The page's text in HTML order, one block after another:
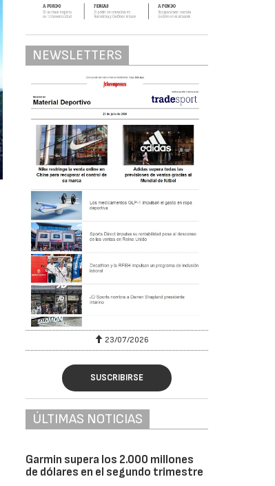
NEWSLETTERS
23/07/2026
SUSCRIBIRSE
ÚLTIMAS NOTICIAS
Garmin supera los 2.000 millones
de dólares en el segundo trimestre